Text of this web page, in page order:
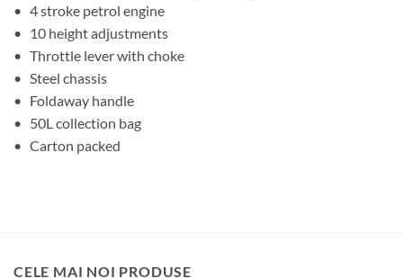
• 4 stroke petrol engine
• 10 height adjustments
• Throttle lever with choke
• Steel chassis
• Foldaway handle
• 50L collection bag
• Carton packed
CELE MAI NOI PRODUSE